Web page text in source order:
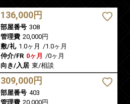
136,000円
部屋番号 308
管理費 20,000円
敷/礼 1.0ヶ月 /1.0ヶ月
仲介/FR 0ヶ月 /0ヶ月
向き/入居 東/相談
309,000円
部屋番号 403
管理費 20,000円